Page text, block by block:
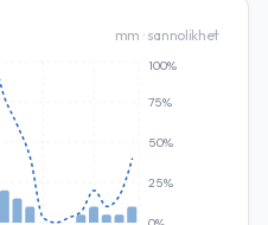
mm · sannolikhet
25%
50%
75%
100%